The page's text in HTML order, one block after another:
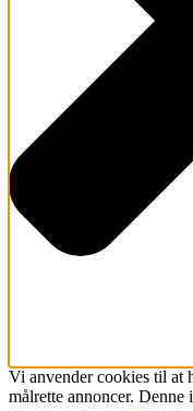
Vi anvender cookies til at
målrette annoncer. Denne